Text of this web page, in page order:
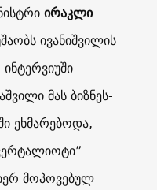
ირაკლი
ივანიშვილის
მას ბიზნეს-
ეხმარებოდა,
მოპოვებულ